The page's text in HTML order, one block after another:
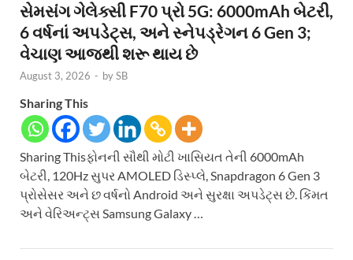
સેમસંગ ગેલેક્સી F70 પ્રો 5G: 6000mAh બેટરી,
6 વર્ષનાં અપડેટ્સ, અને સ્નેપડ્રેગન 6 Gen 3;
વેચાણ આજથી શરૂ થાય છે
August 3, 2026 - bySB
Sharing This
Sharing Thisફોનની સૌથી મોટી ખાસિયત તેની 6000mAh
બેટરી, 120Hz સુપર AMOLED ડિસ્પ્લે, Snapdragon 6 Gen 3
પ્રોસેસર અને છ વર્ષનો Android અને સુરક્ષા અપડેટ્સ છે. કિંમત
અને વેરિઅન્ટ્સ Samsung Galaxy …